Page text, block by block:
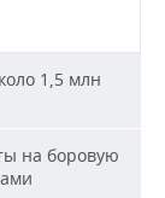
1,5 млн
на боровую